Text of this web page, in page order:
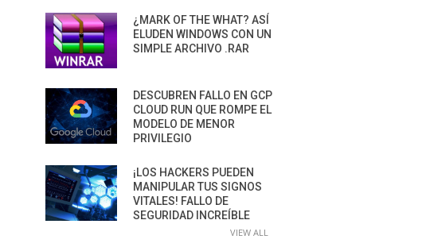
¿MARK OF THE WHAT? ASÍ
ELUDEN WINDOWS CON UN
SIMPLE ARCHIVO .RAR
DESCUBREN FALLO EN GCP
CLOUD RUN QUE ROMPE EL
MODELO DE MENOR
PRIVILEGIO
¡LOS HACKERS PUEDEN
MANIPULAR TUS SIGNOS
VITALES! FALLO DE
SEGURIDAD INCREÍBLE
VIEW ALL